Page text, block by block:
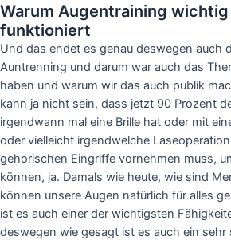
Warum Augentraining
funktioniert
Und das endet es genau deswegen auch
Auntrenning und darum war auch das
haben und warum wir das auch publik
kann ja nicht sein, dass jetzt 90 Prozent
irgendwann mal eine Brille hat oder mit
oder vielleicht irgendwelche
gehorischen Eingriffe vornehmen muss,
können, ja. Damals wie heute, wie sind
können unsere Augen natürlich für alles
ist es auch einer der wichtigsten
deswegen wie gesagt ist es auch ein sehr